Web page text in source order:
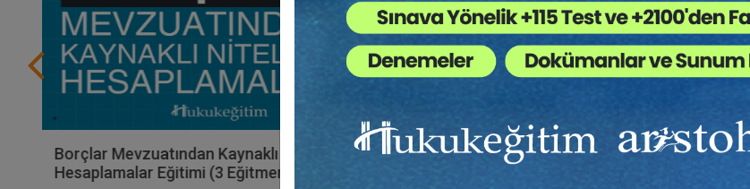
Borçlar Mevzuatından Kaynaklı Nitelikli
Hesaplamalar Eğitimi (3 Eğitmen - 4 Video)
İcra Ve İflas Mevzuatından Kaynaklı Nitelikli